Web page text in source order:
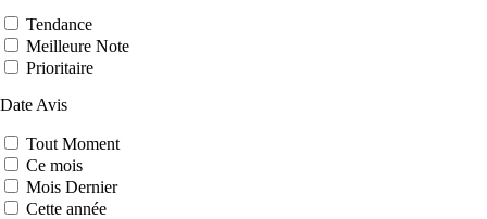
Tendance
Meilleure Note
Prioritaire
Date Avis
Tout Moment
Ce mois
Mois Dernier
Cette année